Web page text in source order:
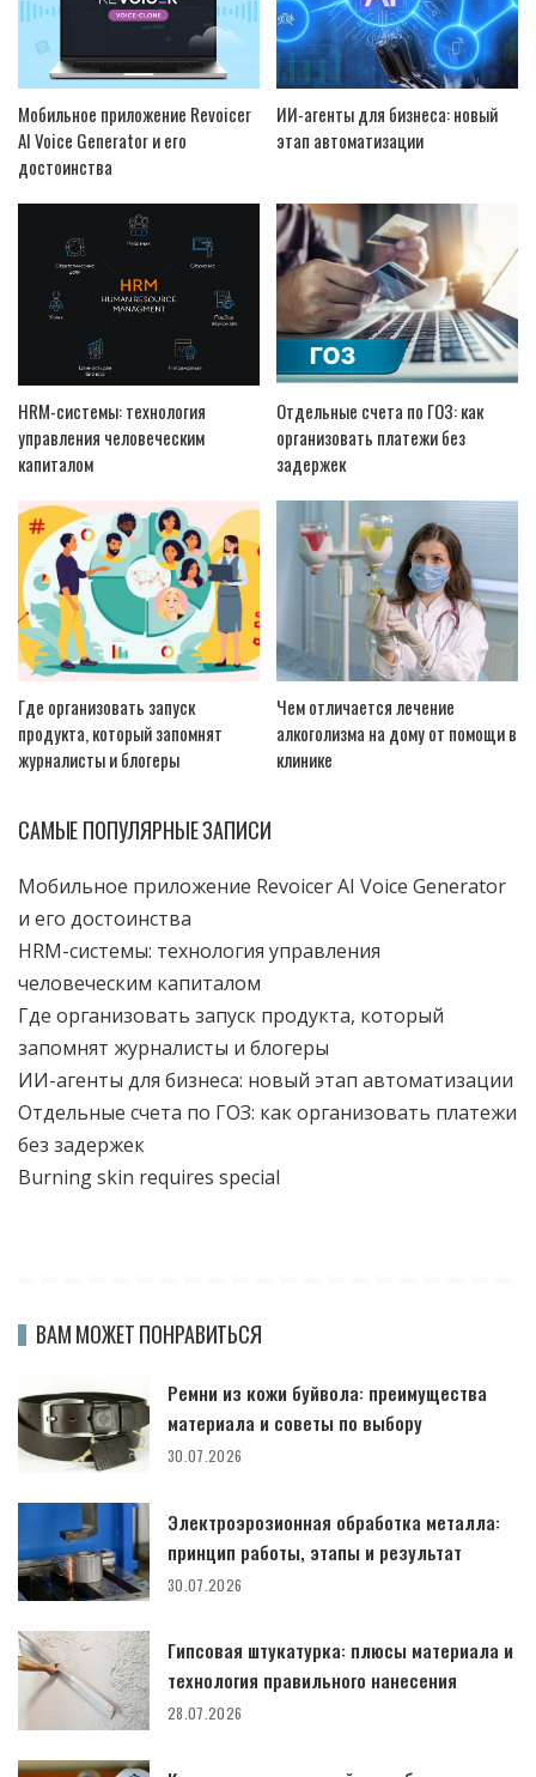
Мобильное приложение Revoicer
AI Voice Generator и его
достоинства
ИИ-агенты для бизнеса: новый
этап автоматизации
HRM-системы: технология
управления человеческим
капиталом
Отдельные счета по ГОЗ: как
организовать платежи без
задержек
Где организовать запуск
продукта, который запомнят
журналисты и блогеры
Чем отличается лечение
алкоголизма на дому от помощи в
клинике
САМЫЕ ПОПУЛЯРНЫЕ ЗАПИСИ
Мобильное приложение Revoicer AI Voice Generator
и его достоинства
HRM-системы: технология управления
человеческим капиталом
Где организовать запуск продукта, который
запомнят журналисты и блогеры
ИИ-агенты для бизнеса: новый этап автоматизации
Отдельные счета по ГОЗ: как организовать платежи
без задержек
Burning skin requires special
ВАМ МОЖЕТ ПОНРАВИТЬСЯ
Ремни из кожи буйвола: преимущества
материала и советы по выбору
30.07.2026
Электроэрозионная обработка металла:
принцип работы, этапы и результат
30.07.2026
Гипсовая штукатурка: плюсы материала и
технология правильного нанесения
28.07.2026